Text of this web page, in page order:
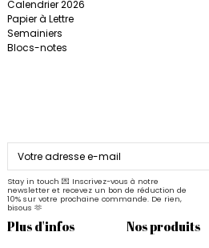
Calendrier 2026
Papier à Lettre
Semainiers
Blocs-notes
Stay in touch 💌 Inscrivez-vous à notre
newsletter et recevez un bon de réduction de
10% sur votre prochaine commande. De rien,
bisous 🫶
Plus d'infos Nos produits